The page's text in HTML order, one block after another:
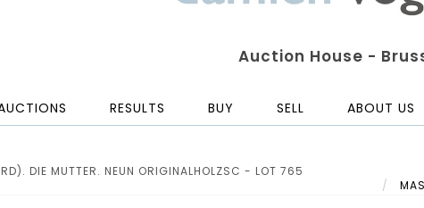
Auction House -
RESULTS BUY SELL ABOUT US
DIE MUTTER. NEUN ORIGINALHOLZSC - LOT 765